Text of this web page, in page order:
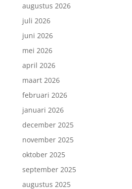
augustus 2026
juli 2026
juni 2026
mei 2026
april 2026
maart 2026
februari 2026
januari 2026
december 2025
november 2025
oktober 2025
september 2025
augustus 2025